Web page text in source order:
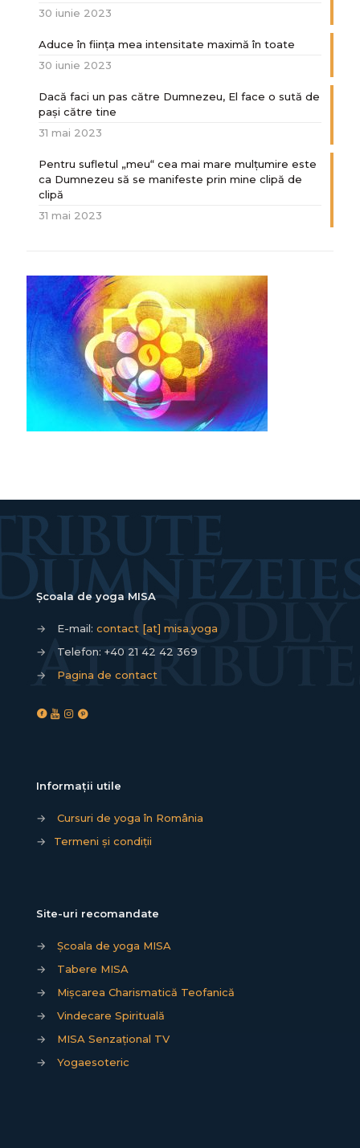
30 iunie 2023
Aduce în ființa mea intensitate maximă în toate
30 iunie 2023
Dacă faci un pas către Dumnezeu, El face o sută de
paşi către tine
31 mai 2023
Pentru sufletul „meu“ cea mai mare mulțumire este
ca Dumnezeu să se manifeste prin mine clipă de
clipă
31 mai 2023
Școala de yoga MISA
→ E-mail: contact [at] misa.yoga
→
Telefon: +40 21 42 42 369
→
Pagina de contact
Informații utile
→
Cursuri de yoga în România
→
Termeni și condiții
Site-uri recomandate
→
Școala de yoga MISA
→
Tabere MISA
→
Mișcarea Charismatică Teofanică
→
Vindecare Spirituală
→
MISA Senzațional TV
→
Yogaesoteric